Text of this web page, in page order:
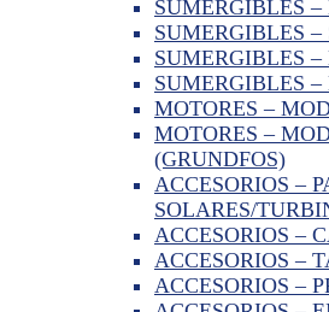
SUMERGIBLES
SUMERGIBLES –
SUMERGIBLES
SUMERGIBLES –
MOTORES –
MOTORES –
(GRUNDFOS)
ACCESORIOS –
SOLARES/
ACCESORIOS –
ACCESORIOS –
ACCESORIOS –